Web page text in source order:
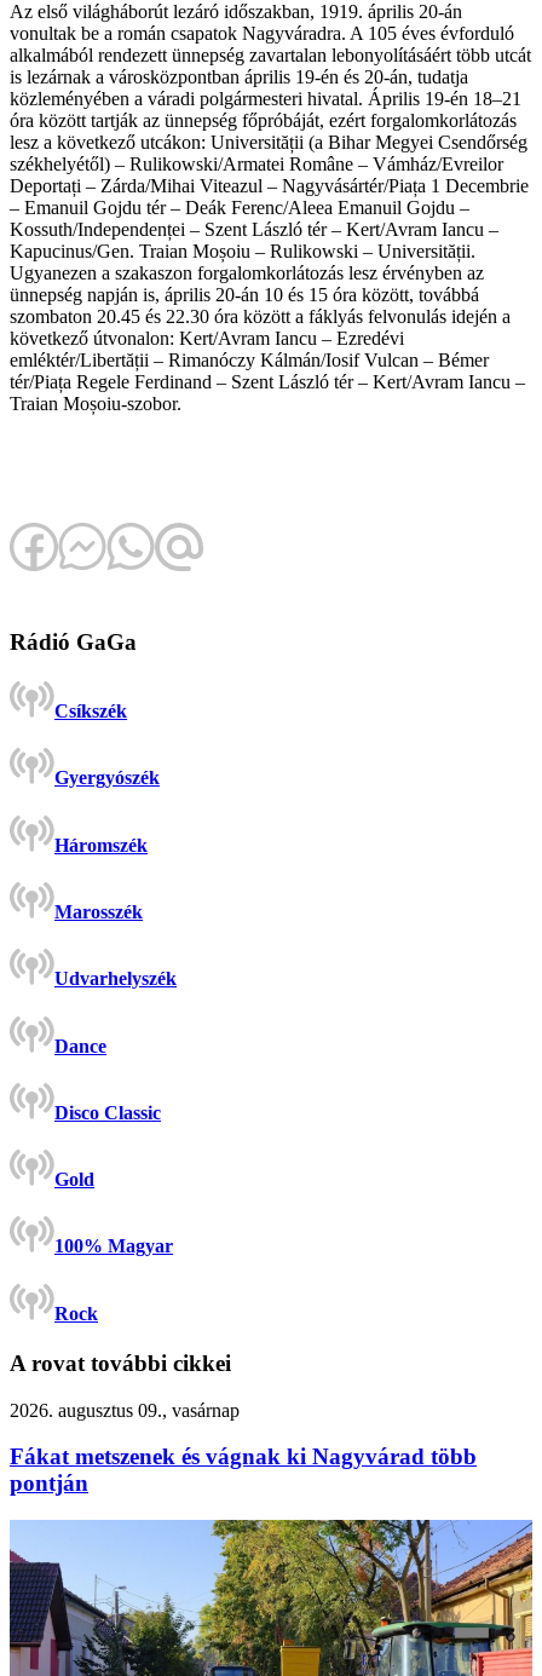
Az első világháborút lezáró időszakban, 1919. április 20-án
vonultak be a román csapatok Nagyváradra. A 105 éves évforduló
alkalmából rendezett ünnepség zavartalan lebonyolításáért több utcát
is lezárnak a városközpontban április 19-én és 20-án, tudatja
közleményében a váradi polgármesteri hivatal. Április 19-én 18–21
óra között tartják az ünnepség főpróbáját, ezért forgalomkorlátozás
lesz a következő utcákon: Universității (a Bihar Megyei Csendőrség
székhelyétől) – Rulikowski/Armatei Române – Vámház/Evreilor
Deportați – Zárda/Mihai Viteazul – Nagyvásártér/Piața 1 Decembrie
– Emanuil Gojdu tér – Deák Ferenc/Aleea Emanuil Gojdu –
Kossuth/Independenței – Szent László tér – Kert/Avram Iancu –
Kapucinus/Gen. Traian Moșoiu – Rulikowski – Universității.
Ugyanezen a szakaszon forgalomkorlátozás lesz érvényben az
ünnepség napján is, április 20-án 10 és 15 óra között, továbbá
szombaton 20.45 és 22.30 óra között a fáklyás felvonulás idején a
következő útvonalon: Kert/Avram Iancu – Ezredévi
emléktér/Libertății – Rimanóczy Kálmán/Iosif Vulcan – Bémer
tér/Piața Regele Ferdinand – Szent László tér – Kert/Avram Iancu –
Traian Moșoiu-szobor.
Rádió GaGa
Csíkszék
Gyergyószék
Háromszék
Marosszék
Udvarhelyszék
Dance
Disco Classic
Gold
100% Magyar
Rock
A rovat további cikkei
2026. augusztus 09., vasárnap
Fákat metszenek és vágnak ki Nagyvárad több
pontján